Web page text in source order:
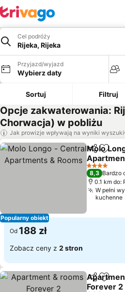
Cel podróży
Rijeka, Rijeka
Przyjazd/wyjazd
Wybierz daty
Sortuj Filtruj
Opcje zakwaterowania:
Chorwacja) w pobliżu
Jak prowizje wpływają na wyniki
Popularny obiekt
Udostępnij
Molo
4 Kategoria
8,3 Bardzo
0.1 km do:
W pełni
kuchenne
Od 188 zł
Zobacz ceny z 2 stron
Udostępnij
Forever 2